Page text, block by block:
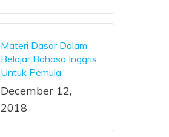
Materi Dasar Dalam
Belajar Bahasa Inggris
Untuk Pemula
December 12,
2018